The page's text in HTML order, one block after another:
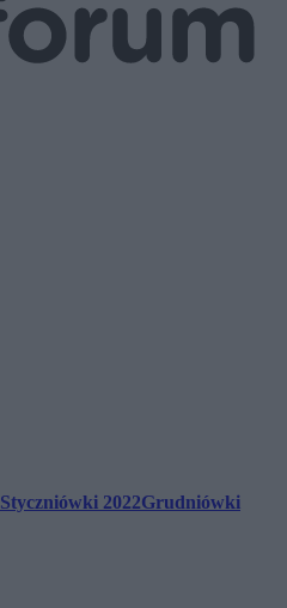
Styczniówki 2022Grudniówki